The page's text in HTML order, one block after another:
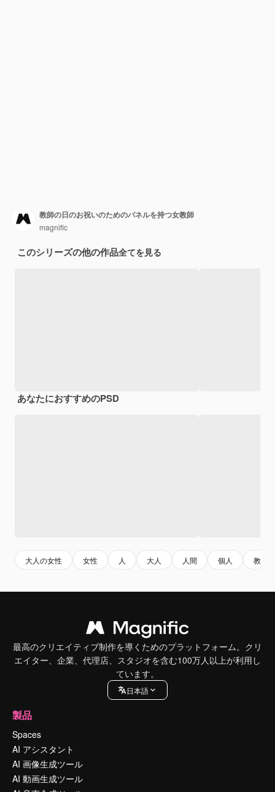
教師の日のお祝いのためのパネルを持つ女教師
magnific
このシリーズの他の作品全てを見る
あなたにおすすめのPSD
大人の女性 女性 人 大人 人間 個人 教師
最高のクリエイティブ制作を導くためのプラットフォーム。クリ
エイター、企業、代理店、スタジオを含む100万人以上が利用し
ています。
日本語
製品
Spaces
AI アシスタント
AI 画像生成ツール
AI 動画生成ツール